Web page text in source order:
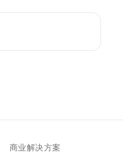
商业解决方案